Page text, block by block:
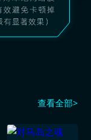
查看全部>